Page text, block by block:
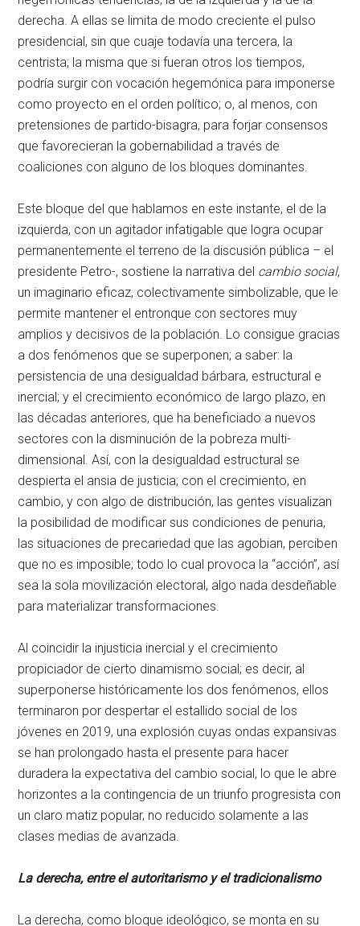
derecha. A ellas se limita de modo creciente el pulso
presidencial, sin que cuaje todavía una tercera, la
centrista; la misma que si fueran otros los tiempos,
podría surgir con vocación hegemónica para imponerse
como proyecto en el orden político; o, al menos, con
pretensiones de partido-bisagra, para forjar consensos
que favorecieran la gobernabilidad a través de
coaliciones con alguno de los bloques dominantes.
Este bloque del que hablamos en este instante, el de la
izquierda, con un agitador infatigable que logra ocupar
permanentemente el terreno de la discusión pública – el
presidente Petro-, sostiene la narrativa del cambio social,
un imaginario eficaz, colectivamente simbolizable, que le
permite mantener el entronque con sectores muy
amplios y decisivos de la población. Lo consigue gracias
a dos fenómenos que se superponen; a saber: la
persistencia de una desigualdad bárbara, estructural e
inercial; y el crecimiento económico de largo plazo, en
las décadas anteriores, que ha beneficiado a nuevos
sectores con la disminución de la pobreza multi-
dimensional. Así, con la desigualdad estructural se
despierta el ansia de justicia; con el crecimiento, en
cambio, y con algo de distribución, las gentes visualizan
la posibilidad de modificar sus condiciones de penuria,
las situaciones de precariedad que las agobian, perciben
que no es imposible; todo lo cual provoca la “acción”, así
sea la sola movilización electoral, algo nada desdeñable
para materializar transformaciones.
Al coincidir la injusticia inercial y el crecimiento
propiciador de cierto dinamismo social; es decir, al
superponerse históricamente los dos fenómenos, ellos
terminaron por despertar el estallido social de los
jóvenes en 2019, una explosión cuyas ondas expansivas
se han prolongado hasta el presente para hacer
duradera la expectativa del cambio social, lo que le abre
horizontes a la contingencia de un triunfo progresista con
un claro matiz popular, no reducido solamente a las
clases medias de avanzada.
La derecha, entre el autoritarismo y el tradicionalismo
La derecha, como bloque ideológico, se monta en su